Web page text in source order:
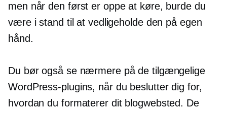
men når den først er oppe at køre, burde du
være i stand til at vedligeholde den på egen
hånd.
Du bør også se nærmere på de tilgængelige
WordPress-plugins, når du beslutter dig for,
hvordan du formaterer dit blogwebsted. De